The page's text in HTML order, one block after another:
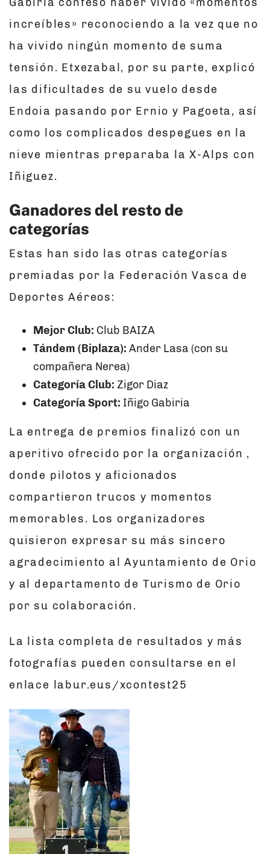
increíbles» reconociendo a la vez que no
ha vivido ningún momento de suma
tensión. Etxezabal, por su parte, explicó
las dificultades de su vuelo desde
Endoia pasando por Ernio y Pagoeta, así
como los complicados despegues en la
nieve mientras preparaba la X-Alps con
Iñiguez.
Ganadores del resto de
categorías
Estas han sido las otras categorías
premiadas por la Federación Vasca de
Deportes Aéreos:
Mejor Club: Club BAIZA
Tándem (Biplaza): Ander Lasa (con su
compañera Nerea)
Categoría Club: Zigor Diaz
Categoría Sport: Iñigo Gabiria
La entrega de premios finalizó con un
aperitivo ofrecido por la organización ,
donde pilotos y aficionados
compartieron trucos y momentos
memorables. Los organizadores
quisieron expresar su más sincero
agradecimiento al Ayuntamiento de Orio
y al departamento de Turismo de Orio
por su colaboración.
La lista completa de resultados y más
fotografías pueden consultarse en el
enlace labur.eus/xcontest25